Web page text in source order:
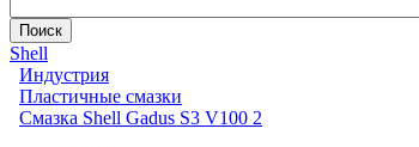
Shell
Индустрия
Пластичные смазки
Смазка Shell Gadus S3 V100 2